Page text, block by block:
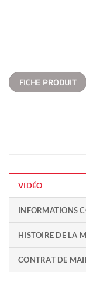
FICHE PRODUIT
VIDÉO
INFORMATIONS
HISTOIRE DE LA
CONTRAT DE